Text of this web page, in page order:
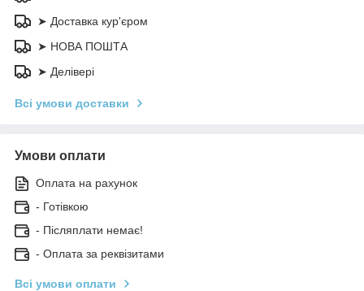
➤ Доставка кур'єром
➤ НОВА ПОШТА
➤ Делівері
Всі умови доставки
Умови оплати
Оплата на рахунок
- Готівкою
- Післяплати немає!
- Оплата за реквізитами
Всі умови оплати